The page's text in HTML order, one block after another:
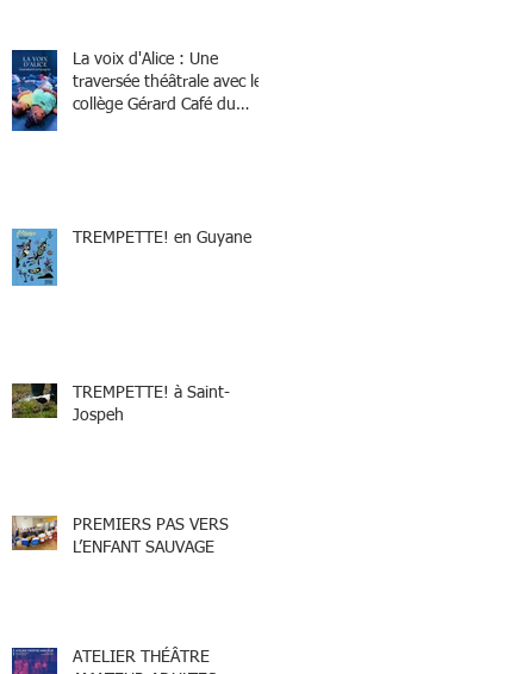
La voix d'Alice : Une
traversée théâtrale avec le
collège Gérard Café du
TREMPETTE! en Guyane
TREMPETTE! à Saint-
Jospeh
PREMIERS PAS VERS
L’ENFANT SAUVAGE
ATELIER THÉÂTRE